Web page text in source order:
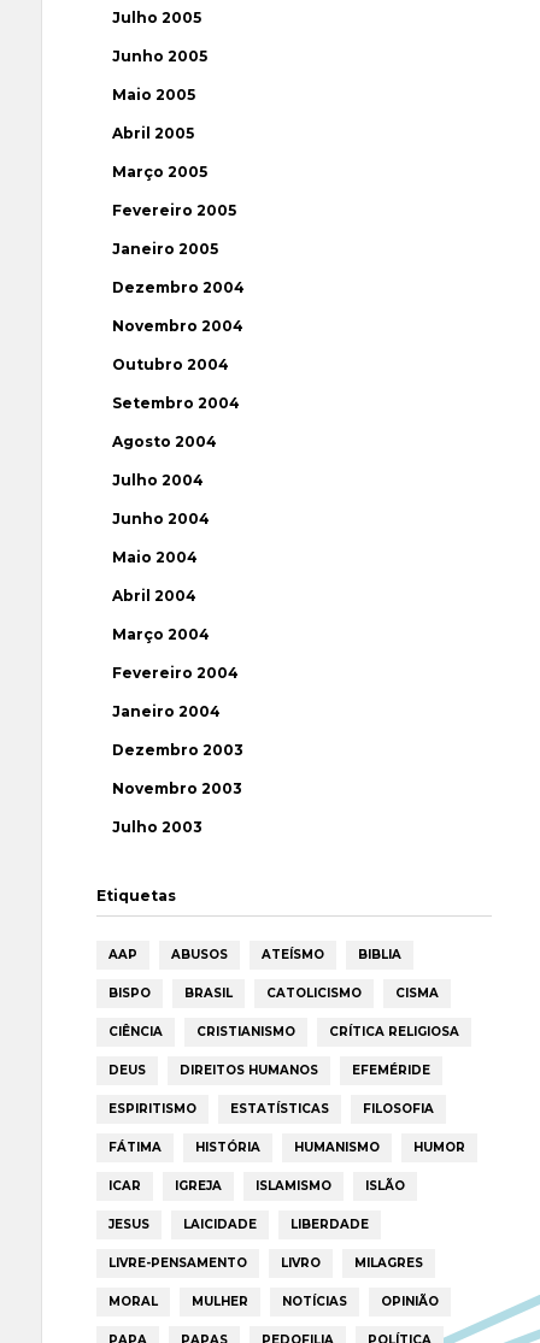
Julho 2005
Junho 2005
Maio 2005
Abril 2005
Março 2005
Fevereiro 2005
Janeiro 2005
Dezembro 2004
Novembro 2004
Outubro 2004
Setembro 2004
Agosto 2004
Julho 2004
Junho 2004
Maio 2004
Abril 2004
Março 2004
Fevereiro 2004
Janeiro 2004
Dezembro 2003
Novembro 2003
Julho 2003
Etiquetas
AAP ABUSOS ATEÍSMO BIBLIA
BISPO BRASIL CATOLICISMO CISMA
CIÊNCIA CRISTIANISMO CRÍTICA RELIGIOSA
DEUS DIREITOS HUMANOS EFEMÉRIDE
ESPIRITISMO ESTATÍSTICAS FILOSOFIA
FÁTIMA HISTÓRIA HUMANISMO HUMOR
ICAR IGREJA ISLAMISMO ISLÃO
JESUS LAICIDADE LIBERDADE
LIVRE-PENSAMENTO LIVRO MILAGRES
MORAL MULHER NOTÍCIAS OPINIÃO